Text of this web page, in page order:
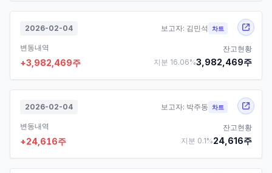
2026-02-04 보고자: 김민석 차트
변동내역
+3,982,469주
잔고현황
지분 16.06%3,982,469주
2026-02-04 보고자: 박주동 차트
변동내역
+24,616주
잔고현황
지분 0.1%24,616주